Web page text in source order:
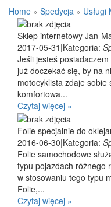
Home » Spedycja » Usługi
Sklep internetowy Jan-
2017-05-31 |Kategoria:
Jeśli jesteś
już doczekać się, by na
motocyklista zdaje
komfortowa...
Czytaj więcej »
Folie specjalnie do
2016-06-30|Kategoria:
Folie samochodowe
typu pojazdach różnego
w stosowaniu tego typu
Folie,...
Czytaj więcej »